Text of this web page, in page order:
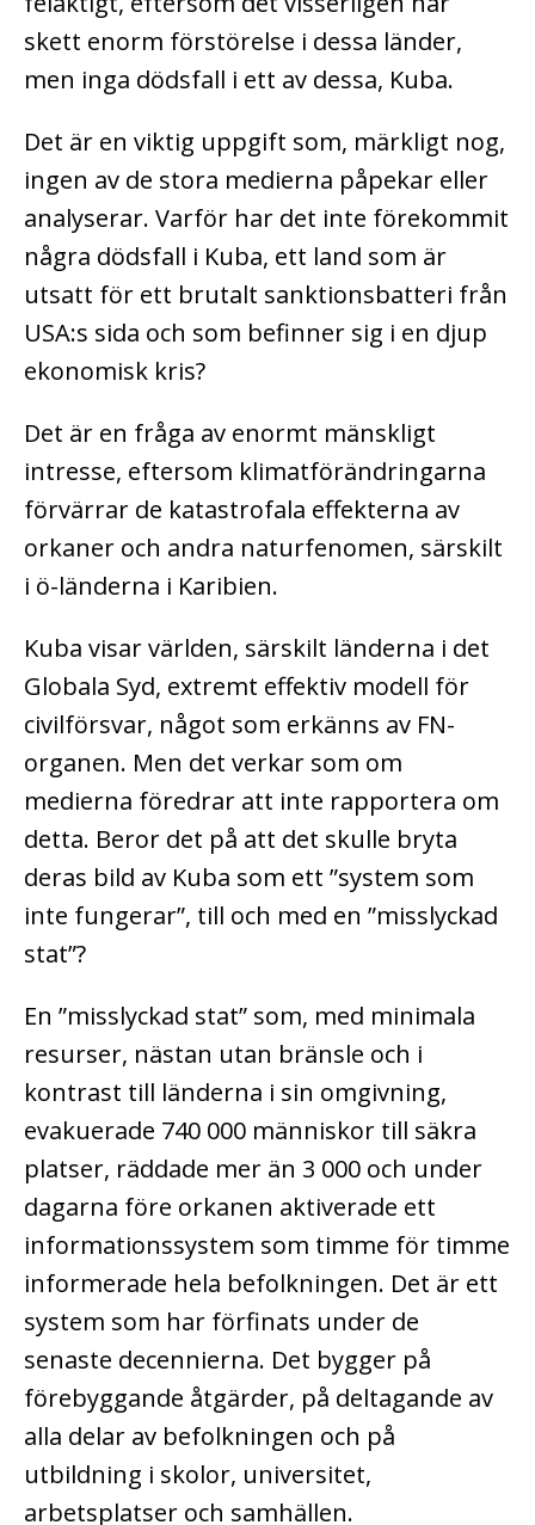
skett enorm förstörelse i dessa länder,
men inga dödsfall i ett av dessa, Kuba.
Det är en viktig uppgift som, märkligt nog,
ingen av de stora medierna påpekar eller
analyserar. Varför har det inte förekommit
några dödsfall i Kuba, ett land som är
utsatt för ett brutalt sanktionsbatteri från
USA:s sida och som befinner sig i en djup
ekonomisk kris?
Det är en fråga av enormt mänskligt
intresse, eftersom klimatförändringarna
förvärrar de katastrofala effekterna av
orkaner och andra naturfenomen, särskilt
i ö-länderna i Karibien.
Kuba visar världen, särskilt länderna i det
Globala Syd, extremt effektiv modell för
civilförsvar, något som erkänns av FN-
organen. Men det verkar som om
medierna föredrar att inte rapportera om
detta. Beror det på att det skulle bryta
deras bild av Kuba som ett ”system som
inte fungerar”, till och med en ”misslyckad
stat”?
En ”misslyckad stat” som, med minimala
resurser, nästan utan bränsle och i
kontrast till länderna i sin omgivning,
evakuerade 740 000 människor till säkra
platser, räddade mer än 3 000 och under
dagarna före orkanen aktiverade ett
informationssystem som timme för timme
informerade hela befolkningen. Det är ett
system som har förfinats under de
senaste decennierna. Det bygger på
förebyggande åtgärder, på deltagande av
alla delar av befolkningen och på
utbildning i skolor, universitet,
arbetsplatser och samhällen.